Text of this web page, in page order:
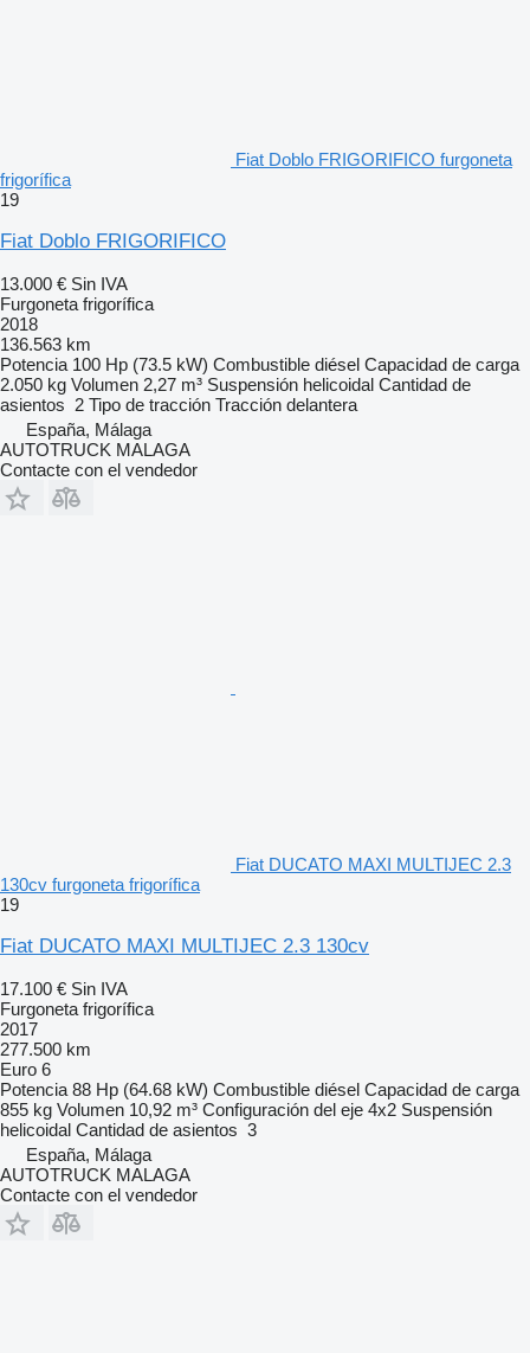
Fiat Doblo FRIGORIFICO furgoneta
frigorífica
19
Fiat Doblo FRIGORIFICO
13.000 € Sin IVA
Furgoneta frigorífica
2018
136.563 km
Potencia 100 Hp (73.5 kW) Combustible diésel Capacidad de carga
2.050 kg Volumen 2,27 m³ Suspensión helicoidal Cantidad de
asientos 2 Tipo de tracción Tracción delantera
España, Málaga
AUTOTRUCK MALAGA
Contacte con el vendedor
Fiat DUCATO MAXI MULTIJEC 2.3
130cv furgoneta frigorífica
19
Fiat DUCATO MAXI MULTIJEC 2.3 130cv
17.100 € Sin IVA
Furgoneta frigorífica
2017
277.500 km
Euro 6
Potencia 88 Hp (64.68 kW) Combustible diésel Capacidad de carga
855 kg Volumen 10,92 m³ Configuración del eje 4x2 Suspensión
helicoidal Cantidad de asientos 3
España, Málaga
AUTOTRUCK MALAGA
Contacte con el vendedor